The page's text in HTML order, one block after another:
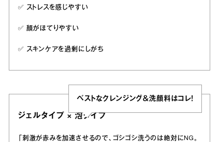
✅️ ストレスを感じやすい
✅️ 顔がほてりやすい
✅️ スキンケアを過剰にしがち
ベストなクレンジング＆洗顔料はコレ！
ジェルタイプ × 泡タイプ
「刺激が赤みを加速させるので、ゴシゴシ洗うのは絶対にNG。